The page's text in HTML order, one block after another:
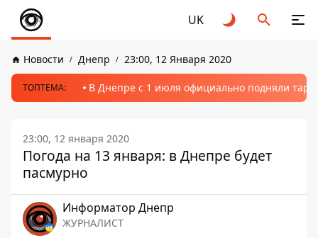
UK
Новости Днепр 23:00, 12 Января 2020
ТОПТЕМА: В Днепре с 1 июля официально подняли
23:00, 12 января 2020
Погода на 13 января: в Днепре будет
пасмурно
Информатор Днепр
ЖУРНАЛИСТ